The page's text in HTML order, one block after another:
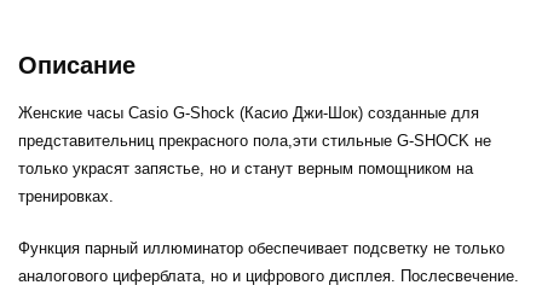
Описание
Женские часы Casio G-Shock (Касио Джи-Шок) созданные для
представительниц прекрасного пола,эти стильные G-SHOCK не
только украсят запястье, но и станут верным помощником на
тренировках.
Функция парный иллюминатор обеспечивает подсветку не только
аналогового циферблата, но и цифрового дисплея. Послесвечение.